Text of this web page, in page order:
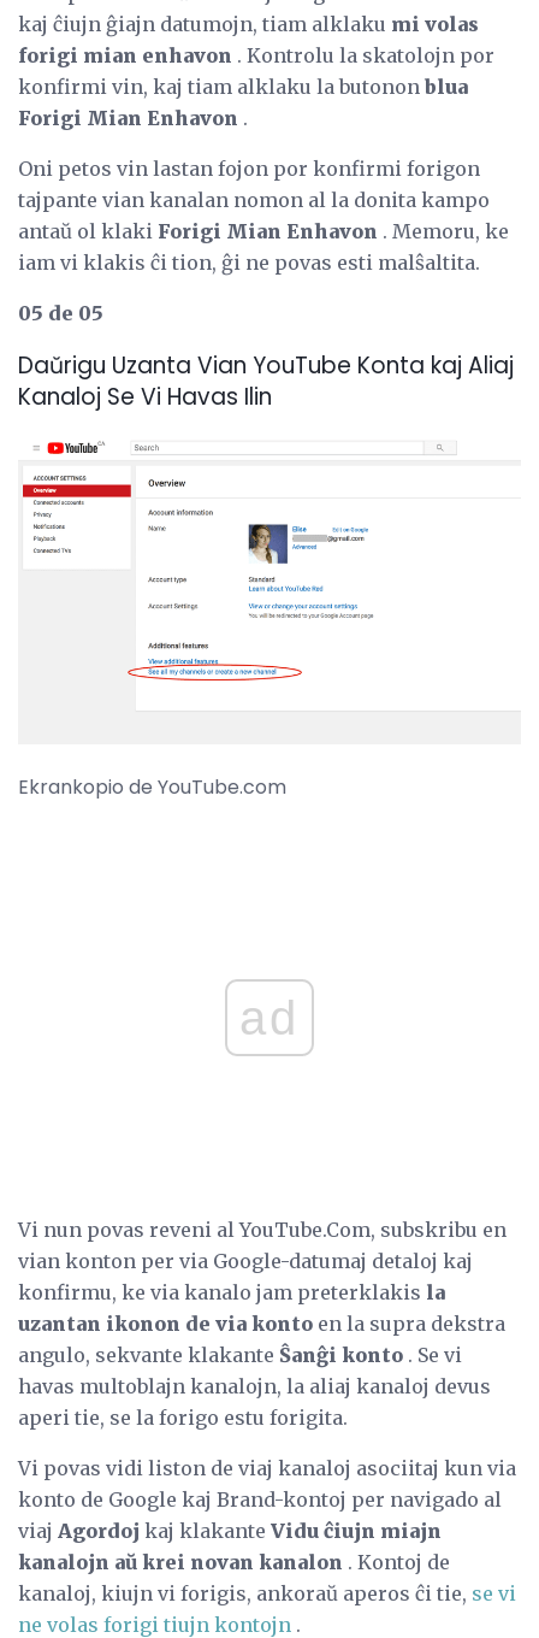
kaj ĉiujn ĝiajn datumojn, tiam alklaku mi volas
forigi mian enhavon . Kontrolu la skatolojn por
konfirmi vin, kaj tiam alklaku la butonon blua
Forigi Mian Enhavon .
Oni petos vin lastan fojon por konfirmi forigon
tajpante vian kanalan nomon al la donita kampo
antaŭ ol klaki Forigi Mian Enhavon . Memoru, ke
iam vi klakis ĉi tion, ĝi ne povas esti malŝaltita.
05 de 05
Daŭrigu Uzanta Vian YouTube Konta kaj Aliaj
Kanaloj Se Vi Havas Ilin
Ekrankopio de YouTube.com
ad
Vi nun povas reveni al YouTube.Com, subskribu en
vian konton per via Google-datumaj detaloj kaj
konfirmu, ke via kanalo jam preterklakis la
uzantan ikonon de via konto en la supra dekstra
angulo, sekvante klakante Ŝanĝi konto . Se vi
havas multoblajn kanalojn, la aliaj kanaloj devus
aperi tie, se la forigo estu forigita.
Vi povas vidi liston de viaj kanaloj asociitaj kun via
konto de Google kaj Brand-kontoj per navigado al
viaj Agordoj kaj klakante Vidu ĉiujn miajn
kanalojn aŭ krei novan kanalon . Kontoj de
kanaloj, kiujn vi forigis, ankoraŭ aperos ĉi tie, se vi
ne volas forigi tiujn kontojn .